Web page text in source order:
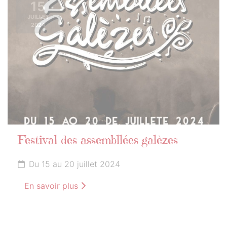
15
JUILLET
2024
Festival des assembllées galèzes
Du 15 au 20 juillet 2024
En savoir plus